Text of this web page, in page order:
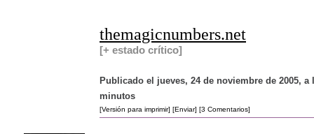
themagicnumbers.net
[+ estado crítico]
Publicado el jueves, 24 de noviembre de 2005, a
minutos
[Versión para imprimir] [Enviar] [3 Comentarios]